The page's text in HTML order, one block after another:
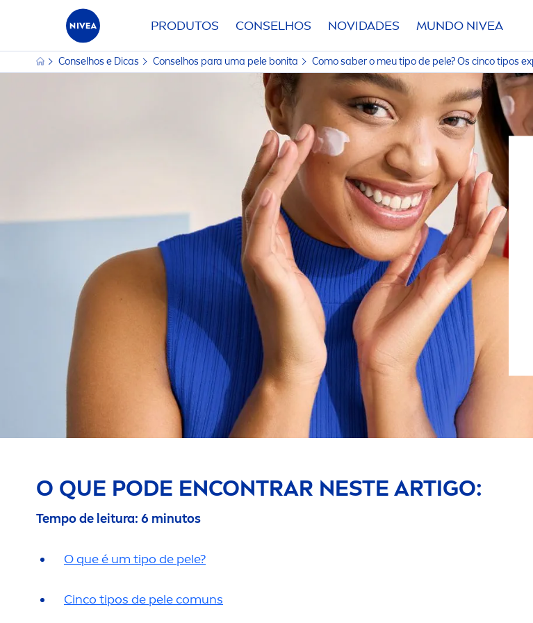
PRODUTOS CONSELHOS NOVIDADES MUNDO NIVEA
Conselhos e Dicas Conselhos para uma pele bonita Como saber o meu tipo de pele? Os cinco tipos
O QUE PODE ENCONTRAR NESTE ARTIGO:
Tempo de leitura: 6 minutos
O que é um tipo de pele?
Cinco tipos de pele comuns